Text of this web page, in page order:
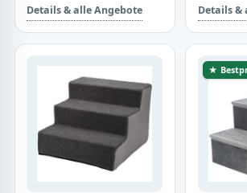
Details & alle Angebote
Details &
★